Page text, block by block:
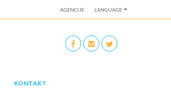
AGENCIJE LANGUAGE
KONTAKT